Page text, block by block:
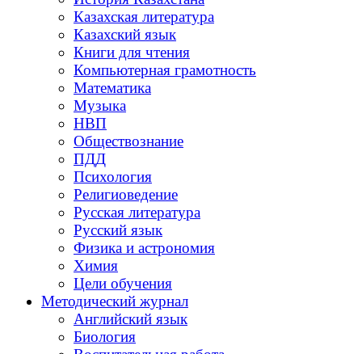
Казахская литература
Казахский язык
Книги для чтения
Компьютерная грамотность
Математика
Музыка
НВП
Обществознание
ПДД
Психология
Религиоведение
Русская литература
Русский язык
Физика и астрономия
Химия
Цели обучения
Методический журнал
Английский язык
Биология